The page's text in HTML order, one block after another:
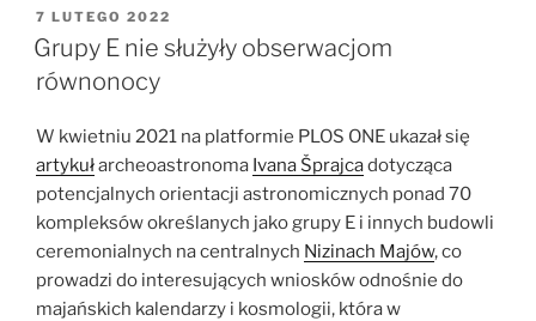
Age
w
Majów
–
jak
to
się
robi
w
Dzibilchaltún…”
OPUBLIKOWANE
W
7 LUTEGO 2022
Grupy E nie służyły obserwacjom
równonocy
W kwietniu 2021 na platformie PLOS ONE ukazał się
artykułarcheoastronoma Ivana Šprajcadotycząca
potencjalnych orientacji astronomicznych ponad 70
kompleksów określanych jako grupy E i innych budowli
ceremonialnych na centralnych Nizinach Majów, co
prowadzi do interesujących wniosków odnośnie do
majańskich kalendarzy i kosmologii, która w